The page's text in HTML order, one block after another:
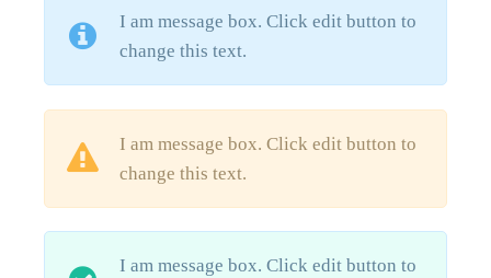
I am message box. Click edit button to
change this text.
I am message box. Click edit button to
change this text.
I am message box. Click edit button to